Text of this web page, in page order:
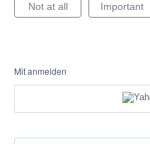
Not at all Important
Mit anmelden